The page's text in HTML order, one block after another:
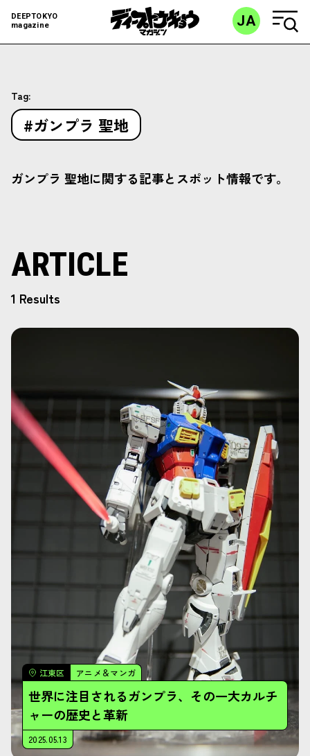
DEEPTOKYO
magazine
JA
Tag:
#ガンプラ 聖地
ガンプラ 聖地に関する記事とスポット情報です。
ARTICLE
1 Results
江東区 アニメ＆マンガ
世界に注目されるガンプラ、その一大カルチ
ャーの歴史と革新
2025.05.13